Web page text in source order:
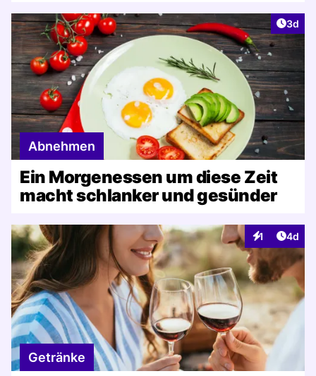
3d
Abnehmen
Ein Morgenessen um diese Zeit
macht schlanker und gesünder
1
Interaktionen
4d
Getränke